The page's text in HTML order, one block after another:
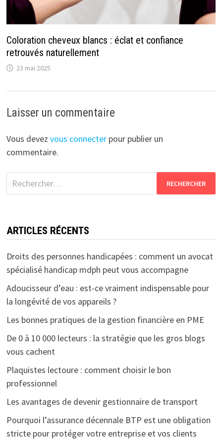
Coloration cheveux blancs : éclat et confiance
retrouvés naturellement
23 mai 2025
Laisser un commentaire
Vous devez vous connecterpour publier un
commentaire.
Rechercher :
ARTICLES RÉCENTS
Droits des personnes handicapées : comment un avocat
spécialisé handicap mdph peut vous accompagne
Adoucisseur d’eau : est-ce vraiment indispensable pour
la longévité de vos appareils ?
Les bonnes pratiques de la gestion financière en PME
De 0 à 10 000 lecteurs : la stratégie que les gros blogs
vous cachent
Plaquistes lectoure : comment choisir le bon
professionnel
Les avantages de devenir gestionnaire de transport
Pourquoi l’assurance décennale BTP est une obligation
stricte pour protéger votre entreprise et vos clients